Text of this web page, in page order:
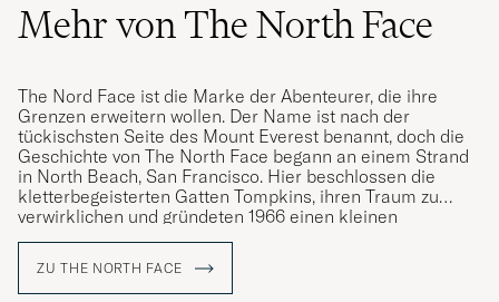
Mehr von The North Face
The Nord Face ist die Marke der Abenteurer, die ihre
Grenzen erweitern wollen. Der Name ist nach der
tückischsten Seite des Mount Everest benannt, doch die
Geschichte von The North Face begann an einem Strand
in North Beach, San Francisco. Hier beschlossen die
kletterbegeisterten Gatten Tompkins, ihren Traum zu
verwirklichen und gründeten 1966 einen kleinen
Kletterladen.
Das Unternehmen bietet heute eine umfassende
Kollektion an Funktionsbekleidung, Ausrüstung und
ZU THE NORTH FACE